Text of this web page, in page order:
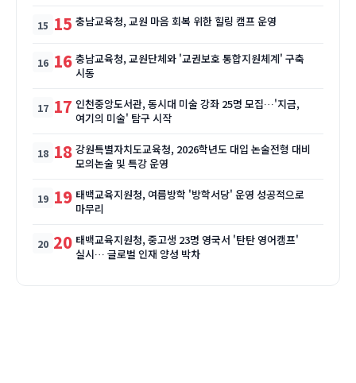
15 충남교육청, 교원 마음 회복 위한 힐링 캠프 운영
16 충남교육청, 교원단체와 '교권보호 통합지원체계' 구축
시동
17 인천중앙도서관, 동시대 미술 강좌 25명 모집…'지금,
여기의 미술' 탐구 시작
18 강원특별자치도교육청, 2026학년도 대입 논술전형 대비
모의논술 및 특강 운영
19 태백교육지원청, 여름방학 '방학서당' 운영 성공적으로
마무리
20 태백교육지원청, 중고생 23명 영국서 '탄탄 영어캠프'
실시… 글로벌 인재 양성 박차